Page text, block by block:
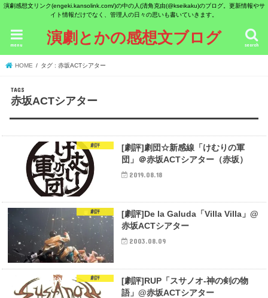
演劇感想文リンク(engeki.kansolink.com/)の中の人(清角克由(@kseikaku)のブログ。更新情報やサ
イト情報だけでなく、管理人の日々の思いも書いていきます。
演劇とかの感想文ブログ search
menu
HOME タグ : 赤坂ACTシアター
赤坂ACTシアター
劇評
[劇評]劇団☆新感線「けむりの軍
団」＠赤坂ACTシアター（赤坂）
2019.08.18
劇評
[劇評]De la Galuda「Villa Villa」@
赤坂ACTシアター
2003.08.09
劇評
[劇評]RUP「スサノオ-神の剣の物
語」@赤坂ACTシアター